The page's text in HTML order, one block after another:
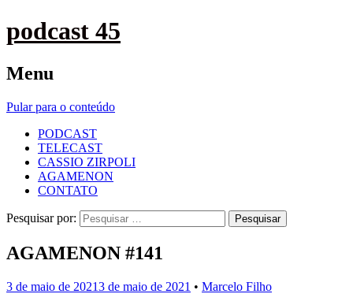
podcast 45
Menu
Pular para o conteúdo
PODCAST
TELECAST
CASSIO ZIRPOLI
AGAMENON
CONTATO
Pesquisar por:
AGAMENON #141
3 de maio de 20213 de maio de 2021 • Marcelo Filho